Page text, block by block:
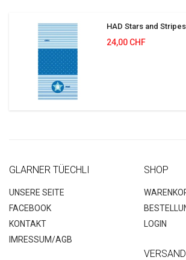
HAD Stars and Stripes
24,00 CHF
GLARNER TÜECHLI
UNSERE SEITE
FACEBOOK
KONTAKT
IMRESSUM/AGB
SHOP
LOGIN